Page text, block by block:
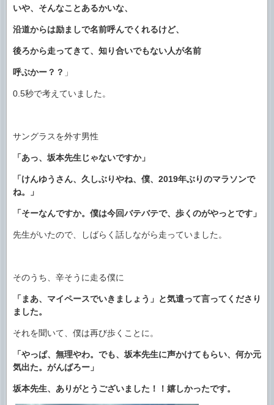
いや、そんなことあるかいな、
沿道からは励ましで名前呼んでくれるけど、
後ろから走ってきて、知り合いでもない人が名前
呼ぶかー？？ 」
0.5秒で考えていました。
サングラスを外す男性
「あっ、坂本先生じゃないですか」
「けんゆうさん、久しぶりやね、僕、2019年ぶりのマラソンで
ね。」
「そーなんですか。僕は今回バテバテで、歩くのがやっとです」
先生がいたので、しばらく話しながら走っていました。
そのうち、辛そうに走る僕に
「まあ、マイペースでいきましょう」と気遣って言ってくださり
ました。
それを聞いて、僕は再び歩くことに。
「やっぱ、無理やわ。でも、坂本先生に声かけてもらい、何か元
気出た。がんばろー」
坂本先生、ありがとうございました！！嬉しかったです。